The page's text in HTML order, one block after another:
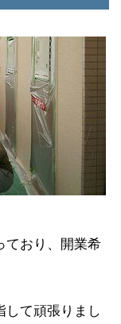
ており、開業希
して頑張りまし